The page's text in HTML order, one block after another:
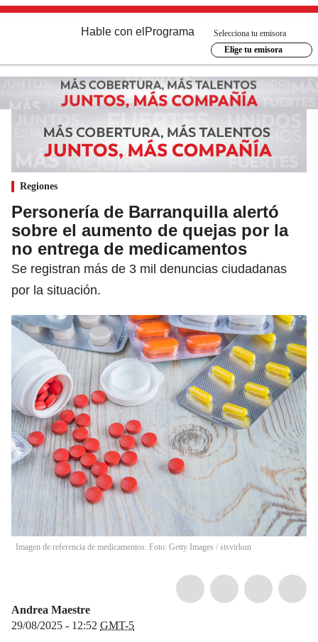
Hable con el Programa
Selecciona tu emisora
Elige tu emisora
Regiones
Personería de Barranquilla alertó
sobre el aumento de quejas por la
no entrega de medicamentos
Se registran más de 3 mil denuncias ciudadanas
por la situación.
Imagen de referencia de medicamentos. Foto: Getty Images / stsvirkun
Andrea Maestre
29/08/2025 - 12:52 GMT-5